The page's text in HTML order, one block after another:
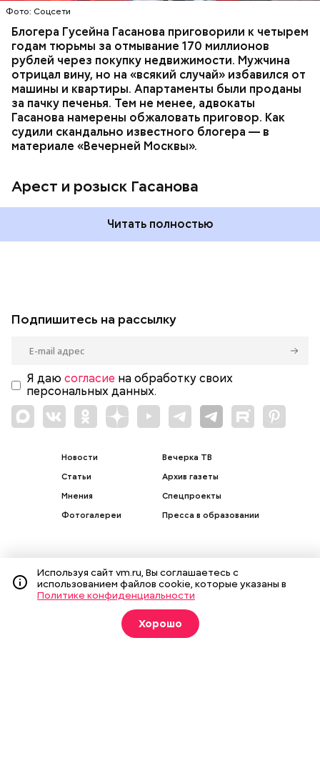
Фото: Соцсети
Блогера Гусейна Гасанова приговорили к четырем
годам тюрьмы за отмывание 170 миллионов
рублей через покупку недвижимости. Мужчина
отрицал вину, но на «всякий случай» избавился от
машины и квартиры. Апартаменты были проданы
за пачку печенья. Тем не менее, адвокаты
Гасанова намерены обжаловать приговор. Как
судили скандально известного блогера — в
материале «Вечерней Москвы».
Арест и розыск Гасанова
Читать полностью
Подпишитесь на рассылку
Я даю согласие на обработку своих
персональных данных.
Новости
Статьи
Мнения
Фотогалереи
Вечерка ТВ
Архив газеты
Спецпроекты
Пресса в образовании
Подписка на печатные
издания
Оформить
Используя сайт vm.ru, Вы соглашаетесь с
использованием файлов cookie, которые указаны в
Политике конфиденциальности
Хорошо